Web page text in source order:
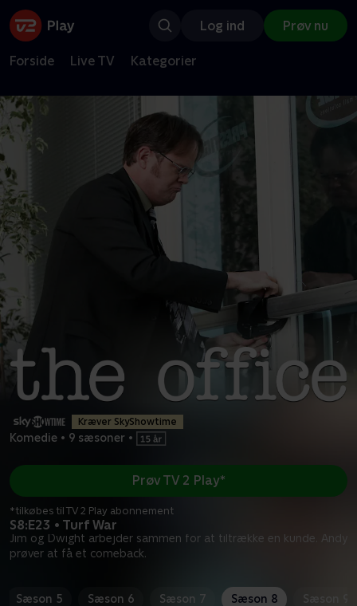
Log ind Prøv nu
Forside Live TV Kategorier
Kræver SkyShowtime
Komedie • 9 sæsoner •
S8:E23 • Turf War
Jim og Dwight arbejder sammen for at tiltrække en kunde. Andy
prøver at få et comeback.
Prøv TV 2 Play*
*tilkøbes til TV 2 Play abonnement
Sæson 5 Sæson 6 Sæson 7 Sæson 8 Sæson 9